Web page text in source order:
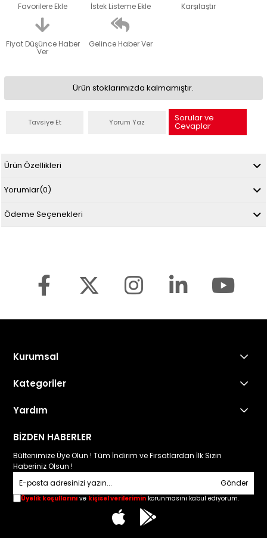
Favorilere Ekle İstek Listeme Ekle Karşılaştır
Fiyat Düşünce Haber
Ver
Gelince Haber Ver
Ürün stoklarımızda kalmamıştır.
Tavsiye Et Yorum Yaz Sorular ve
Cevaplar
Ürün Özellikleri
Yorumlar(0)
Ödeme Seçenekleri
Kurumsal
Kategoriler
Yardım
BİZDEN HABERLER
Bültenimize Üye Olun ! Tüm İndirim ve Fırsatlardan İlk Sizin
Haberiniz Olsun !
Gönder
Üyelik koşullarını ve kişisel verilerimin korunmasını kabul ediyorum.
10:00